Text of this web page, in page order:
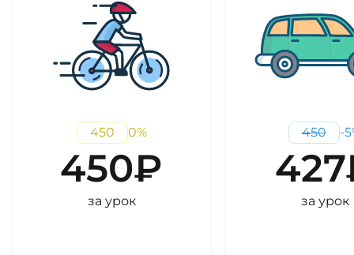
450 0%
450₽
за урок
450 -5
427
за урок